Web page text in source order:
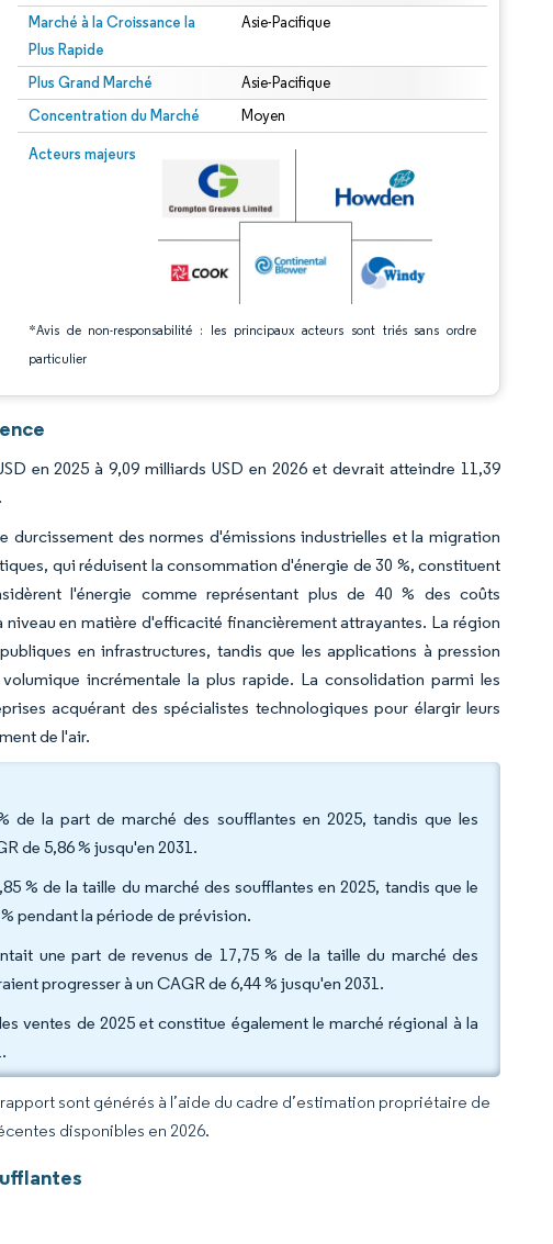
Marché à la Croissance la
Plus Rapide
Asie-Pacifique
Plus Grand Marché Asie-Pacifique
Concentration du Marché Moyen
Acteurs majeurs
*Avis de non-responsabilité : les principaux acteurs sont triés sans ordre
particulier
Image © Mordor Intelligence. La réutilisation nécessite une attribution sous CC BY 4.0.
une attribution sous CC BY 4.0.
en 2025 à 9,09 milliards USD en 2026 et devrait atteindre 11,39
durcissement des normes d'émissions industrielles et la migration
qui réduisent la consommation d'énergie de 30 %, constituent
l'énergie comme représentant plus de 40 % des coûts
en matière d'efficacité financièrement attrayantes. La région
en infrastructures, tandis que les applications à pression
incrémentale la plus rapide. La consolidation parmi les
acquérant des spécialistes technologiques pour élargir leurs
de l'air.
de la part de marché des soufflantes en 2025, tandis que les
de 5,86 % jusqu'en 2031.
% de la taille du marché des soufflantes en 2025, tandis que le
pendant la période de prévision.
une part de revenus de 17,75 % de la taille du marché des
progresser à un CAGR de 6,44 % jusqu'en 2031.
ventes de 2025 et constitue également le marché régional à la
sont générés à l’aide du cadre d’estimation propriétaire de
disponibles en 2026.